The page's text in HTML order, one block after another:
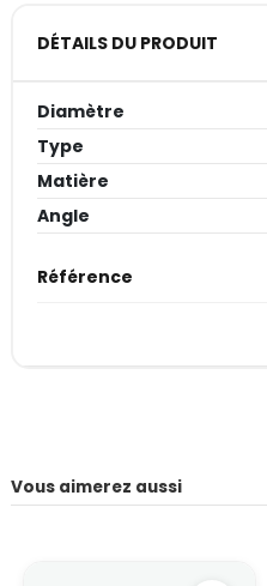
DÉTAILS DU PRODUIT
Diamètre
Type
Matière
Angle
Référence
Vous aimerez aussi